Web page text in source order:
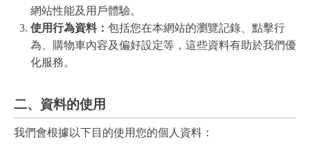
網站性能及用戶體驗。
使用行為資料： 包括您在本網站的瀏覽記錄、點擊行
為、購物車內容及偏好設定等，這些資料有助於我們優
化服務。
二、資料的使用
我們會根據以下目的使用您的個人資料：